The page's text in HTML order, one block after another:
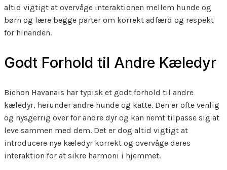
altid vigtigt at overvåge interaktionen mellem hunde og
børn og lære begge parter om korrekt adfærd og respekt
for hinanden.
Godt Forhold til Andre Kæledyr
Bichon Havanais har typisk et godt forhold til andre
kæledyr, herunder andre hunde og katte. Den er ofte venlig
og nysgerrig over for andre dyr og kan nemt tilpasse sig at
leve sammen med dem. Det er dog altid vigtigt at
introducere nye kæledyr korrekt og overvåge deres
interaktion for at sikre harmoni i hjemmet.